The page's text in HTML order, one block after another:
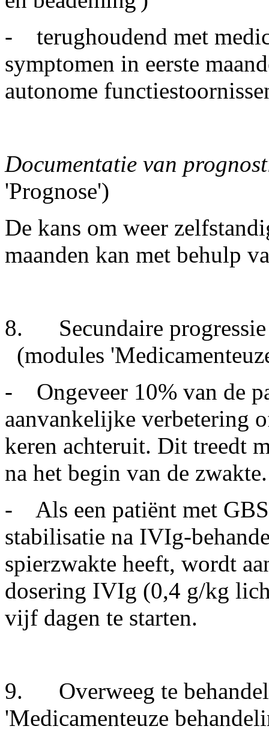
- terughoudend met
symptomen in eerste
autonome
Documentatie van
'Prognose')
De kans om weer
maanden kan met behulp
8. Secundaire
(modules
- Ongeveer 10% van de
aanvankelijke verbetering
keren achteruit. Dit treedt
na het begin van de zwakte.
- Als een patiënt met
stabilisatie na IVIg-
spierzwakte heeft, wordt
dosering IVIg (0,4 g/kg
vijf dagen te starten.
9. Overweeg te
'Medicamenteuze